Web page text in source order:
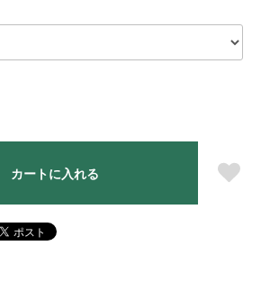
カートに入れる